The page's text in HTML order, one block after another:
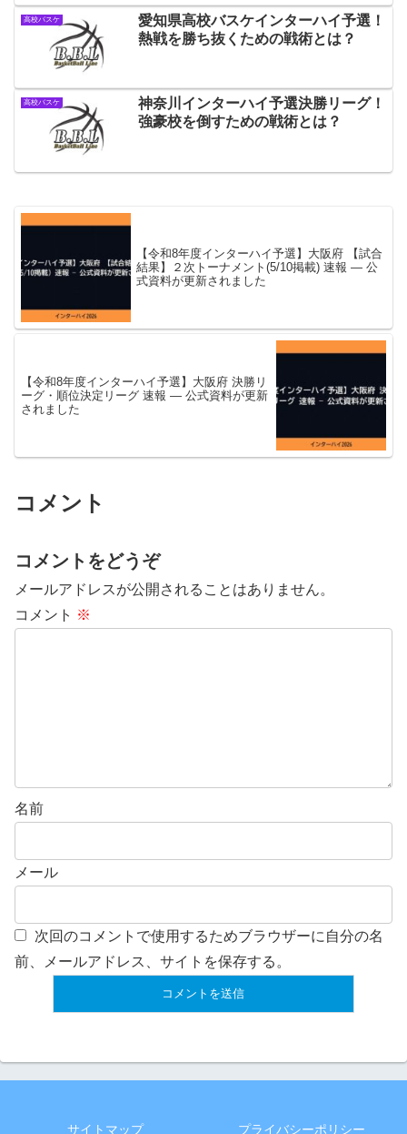
高校バスケ
愛知県高校バスケインターハイ予選！
熱戦を勝ち抜くための戦術とは？
高校バスケ
神奈川インターハイ予選決勝リーグ！
強豪校を倒すための戦術とは？
【令和8年度インターハイ予選】大阪府 【試合
結果】２次トーナメント(5/10掲載) 速報 — 公
式資料が更新されました
【令和8年度インターハイ予選】大阪府 決勝リ
ーグ・順位決定リーグ 速報 — 公式資料が更新
されました
コメント
コメントをどうぞ
メールアドレスが公開されることはありません。
コメント ※
名前
メール
次回のコメントで使用するためブラウザーに自分の名
前、メールアドレス、サイトを保存する。
サイトマップ プライバシーポリシー